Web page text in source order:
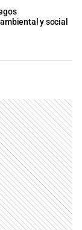
y social